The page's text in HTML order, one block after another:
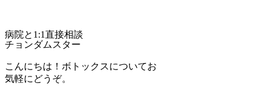
病院と1:1直接相談
チョンダムスター
こんにちは！ボトックスについてお
気軽にどうぞ。